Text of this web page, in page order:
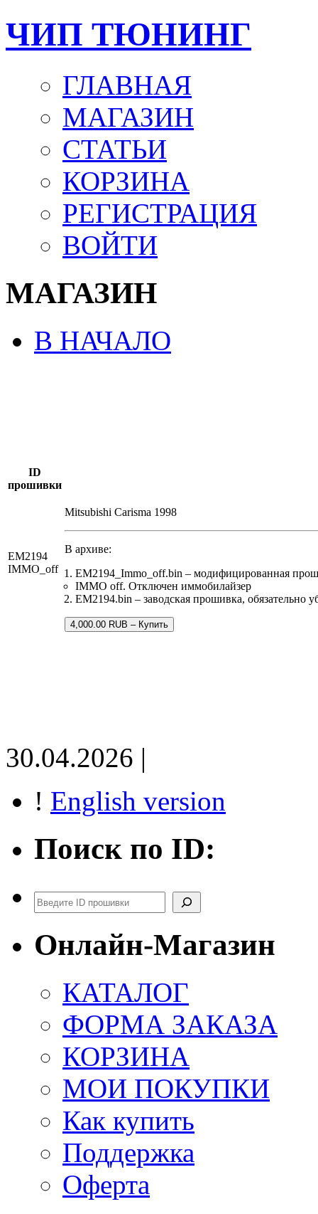
ЧИП ТЮНИНГ
ГЛАВНАЯ
МАГАЗИН
СТАТЬИ
КОРЗИНА
РЕГИСТРАЦИЯ
ВОЙТИ
МАГАЗИН
В НАЧАЛО
ID
прошивки
EM2194
IMMO_off
Mitsubishi Carisma 1998
В архиве:
EM2194_Immo_off.bin – модифицированная
IMMO off. Отключен иммобилайзер
EM2194.bin – заводская прошивка, обязательно
4,000.00 RUB – Купить
30.04.2026 |
! English version
Поиск по ID:
Поиск
Онлайн-Магазин
КАТАЛОГ
ФОРМА ЗАКАЗА
КОРЗИНА
МОИ ПОКУПКИ
Как купить
Поддержка
Оферта